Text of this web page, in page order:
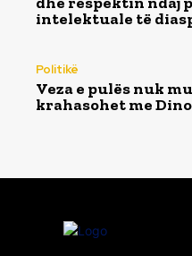
intelektuale të
Politikë
Veza e pulës nuk
krahasohet me